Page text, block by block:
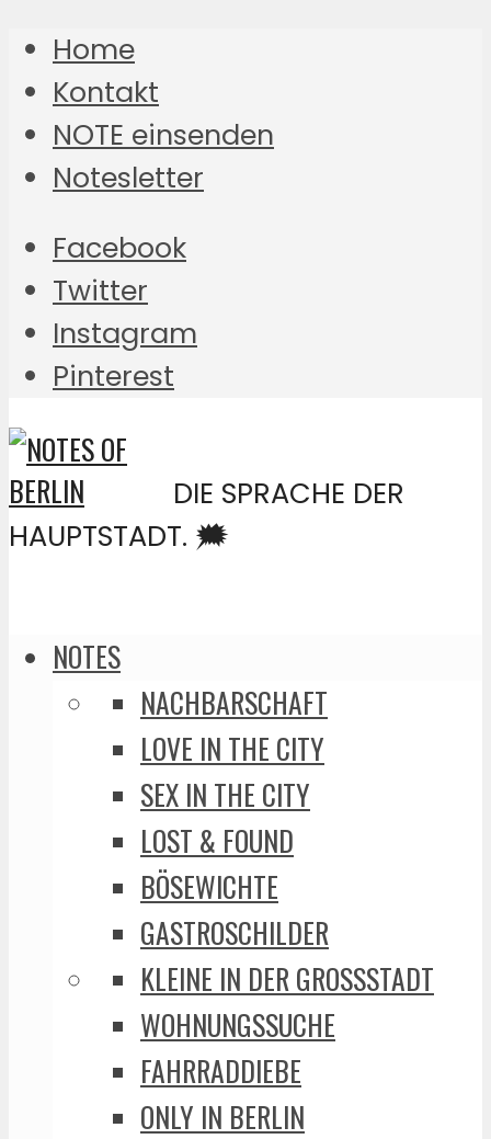
Home
Kontakt
NOTE einsenden
Notesletter
Facebook
Twitter
Instagram
Pinterest
DIE SPRACHE DER
HAUPTSTADT. 🗯️
NOTES
NACHBARSCHAFT
LOVE IN THE CITY
SEX IN THE CITY
LOST & FOUND
BÖSEWICHTE
GASTROSCHILDER
KLEINE IN DER GROSSSTADT
WOHNUNGSSUCHE
FAHRRADDIEBE
ONLY IN BERLIN